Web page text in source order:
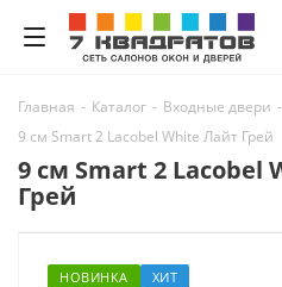
Главная - Каталог - Входные двери -
9 см Smart 2 Lacobel White Лайт Грей
9 см Smart 2 Lacobel
Грей
НОВИНКА ХИТ